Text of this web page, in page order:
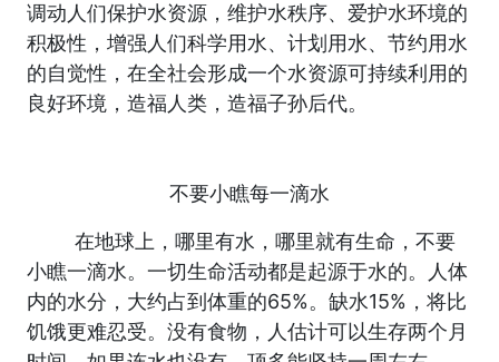
调动人们保护水资源，维护水秩序、爱护水环境的
积极性，增强人们科学用水、计划用水、节约用水
的自觉性，在全社会形成一个水资源可持续利用的
良好环境，造福人类，造福子孙后代。
不要小瞧每一滴水
在地球上，哪里有水，哪里就有生命，不要
小瞧一滴水。一切生命活动都是起源于水的。人体
内的水分，大约占到体重的65%。缺水15% ，将比
饥饿更难忍受。没有食物，人估计可以生存两个月